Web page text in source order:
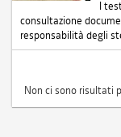
I
consultazione
responsabilità degli
Non ci sono risultati